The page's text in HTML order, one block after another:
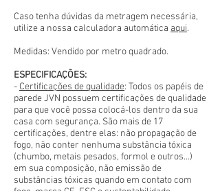
Caso tenha dúvidas da metragem necessária,
utilize a nossa calculadora automática aqui.
Medidas: Vendido por metro quadrado.
ESPECIFICAÇÕES:
- Certificações de qualidade: Todos os papéis de
parede JVN possuem certificações de qualidade
para que você possa colocá-los dentro da sua
casa com segurança. São mais de 17
certificações, dentre elas: não propagação de
fogo, não conter nenhuma substância tóxica
(chumbo, metais pesados, formol e outros...)
em sua composição, não emissão de
substâncias tóxicas quando em contato com